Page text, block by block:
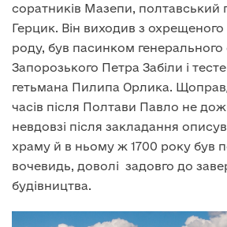
соратників Мазепи,
Герцик. Він виходив з охрещеного
роду, був пасинком генерального
Запорозького Петра Забіли і
гетьмана Пилипа Орлика.
часів після Полтави Павло не
невдовзі після закладання
храму й в ньому ж 1700 року був
вочевидь, доволі задовго до
будівництва.